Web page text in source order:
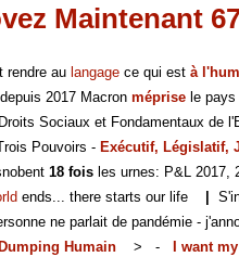
Maintenant
rendre au langage ce qui est à
2017 Macron méprisele pays
Sociaux et Fondamentaux de
Pouvoirs - Exécutif, Législatif,
18 foisles urnes: P&L 2017,
ends... there starts our life
ne parlait de pandémie -
Dumping Humain > - I want